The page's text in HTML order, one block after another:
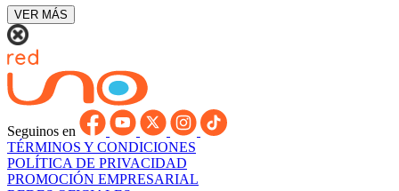
VER MÁS
Seguinos en
TÉRMINOS Y CONDICIONES
POLÍTICA DE PRIVACIDAD
PROMOCIÓN EMPRESARIAL